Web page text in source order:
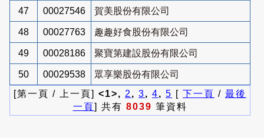
47 00027546 賀美股份有限公司
48 00027763 趣趣好食股份有限公司
49 00028186 聚寶第建設股份有限公司
50 00029538
眾享樂股份有限公司
[第一頁 / 上一頁] <1>, 2 , 3, 4, 5 [ 下一頁 / 最後
一頁] 共有 8039 筆資料